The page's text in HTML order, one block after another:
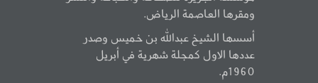
ومقرها العاصمة الرياض.
أسسها الشيخ عبدالله بن خميس وصدر
عددها الاول كمجلة شهرية في أبريل
1960م.